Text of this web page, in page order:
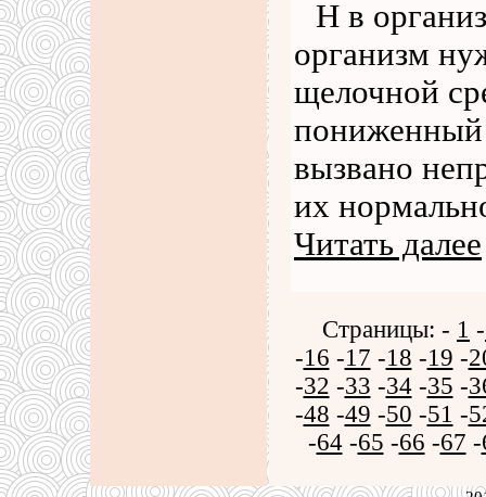
Н в
организм
щелочной
пониженный
вызвано
их
Читать далее
Страницы: - 1 -
-16 -17 -18 -19 -
-32 -33 -34-35 -
-48 -49 -50 -51 -
-64-65 -66 -67 -